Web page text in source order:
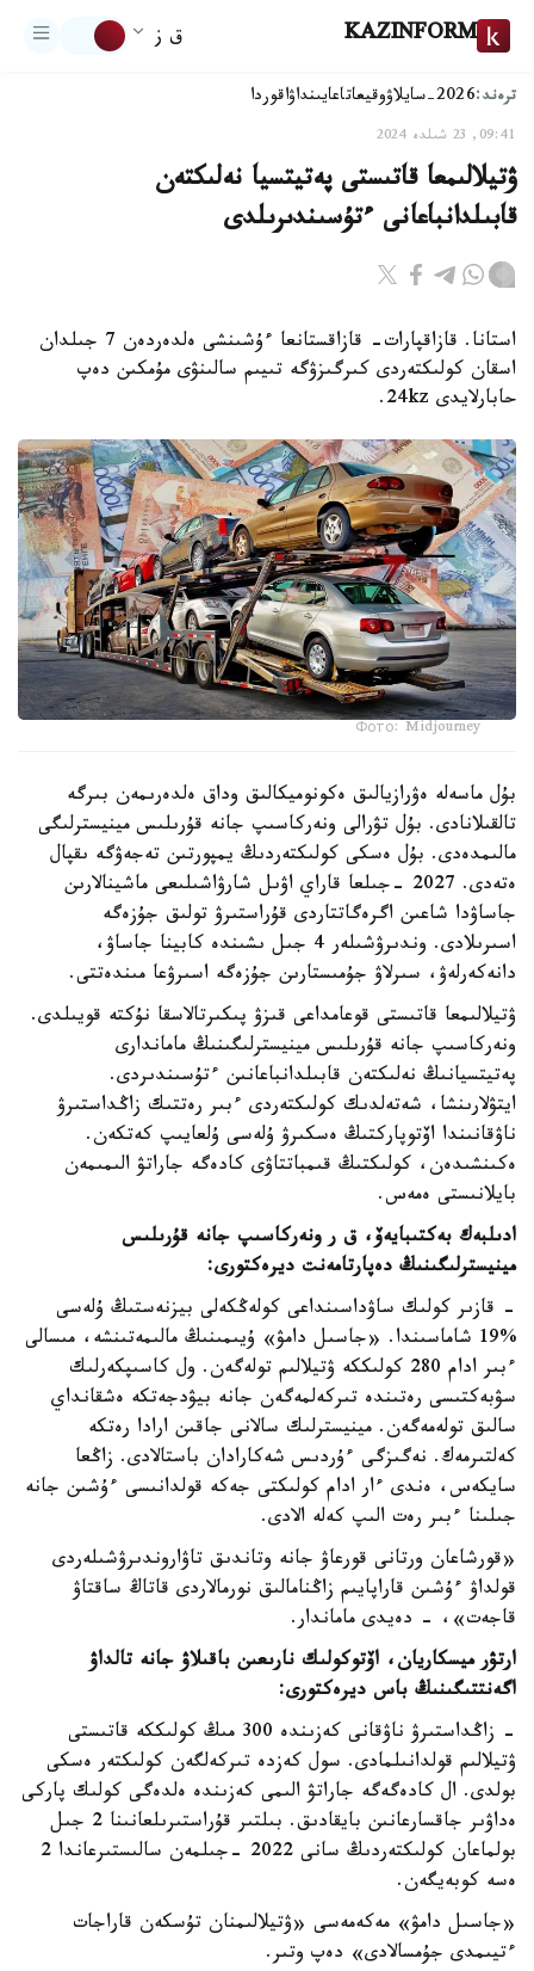
KAZINFORM ق ز
ترەند:2026-سايلاۋ وقيعاتاعايىنداۋاقوردا
09:41, 23 شىلدە 2024
ۋتيلالىمعا قاتىستى پەتيتسيا نەلىكتەن
قابىلدانباعانى ءتۇسىندىرىلدى
استانا. قازاقپارات- قازاقستانعا ءۇشىنشى ەلدەردەن 7 جىلدان
اسقان كولىكتەردى كىرگىزۋگە تىيىم سالىنۋى مۇمكىن دەپ
حابارلايدى 24kz.
Фото: Midjourney
بۇل ماسەلە ەۋرازيالىق ەكونوميكالىق وداق ەلدەرىمەن بىرگە
تالقىلانادى. بۇل تۋرالى ونەركاسىپ جانە قۇرىلىس مينيسترلىگى
مالىمدەدى. بۇل ەسكى كولىكتەردىڭ يمپورتىن تەجەۋگە ىقپال
ەتەدى. 2027 -جىلعا قاراي اۋىل شارۋاشىلىعى ماشينالارىن
جاساۋدا شاعىن اگرەگاتتاردى قۇراستىرۋ تولىق جۇزەگە
اسىرىلادى. وندىرۋشىلەر 4 جىل ىشىندە كابينا جاساۋ،
دانەكەرلەۋ، سىرلاۋ جۇمىستارىن جۇزەگە اسىرۋعا مىندەتتى.
ۋتيلالىمعا قاتىستى قوعامداعى قىزۋ پىكىرتالاسقا نۇكتە قويىلدى.
ونەركاسىپ جانە قۇرىلىس مينيسترلىگىنىڭ ماماندارى
پەتيتسيانىڭ نەلىكتەن قابىلدانباعانىن ءتۇسىندىردى.
ايتۋلارىنشا، شەتەلدىك كولىكتەردى ءبىر رەتتىك زاڭداستىرۋ
ناۋقانىندا اۆتوپاركتىڭ ەسكىرۋ ۇلەسى ۇلعايىپ كەتكەن.
ەكىنشىدەن، كولىكتىڭ قىمباتتاۋى كادەگە جاراتۋ الىمىمەن
بايلانىستى ەمەس.
ادىلبەك بەكتىبايەۆ، ق ر ونەركاسىپ جانە قۇرىلىس
مينيسترلىگىنىڭ دەپارتامەنت ديرەكتورى:
- قازىر كولىك ساۋداسىنداعى كولەڭكەلى بيزنەستىڭ ۇلەسى
%19 شاماسىندا. «جاسىل دامۋ» ۇيىمىنىڭ مالىمەتىنشە، مىسالى
ءبىر ادام 280 كولىككە ۋتيلالىم تولەگەن. ول كاسىپكەرلىك
سۋبەكتىسى رەتىندە تىركەلمەگەن جانە بيۋدجەتكە ەشقانداي
سالىق تولەمەگەن. مينيسترلىك سالانى جاقىن ارادا رەتكە
كەلتىرمەك. نەگىزگى ءۇردىس شەكارادان باستالادى. زاڭعا
سايكەس، ەندى ءار ادام كولىكتى جەكە قولدانىسى ءۇشىن جانە
جىلىنا ءبىر رەت الىپ كەلە الادى.
«قورشاعان ورتانى قورعاۋ جانە وتاندىق تاۋاروندىرۋشىلەردى
قولداۋ ءۇشىن قاراپايىم زاڭنامالىق نورمالاردى قاتاڭ ساقتاۋ
قاجەت»، - دەيدى ماماندار.
ارتۋر ميسكاريان، اۆتوكولىك نارىعىن باقىلاۋ جانە تالداۋ
اگەنتتىگىنىڭ باس ديرەكتورى:
- زاڭداستىرۋ ناۋقانى كەزىندە 300 مىڭ كولىككە قاتىستى
ۋتيلالىم قولدانىلمادى. سول كەزدە تىركەلگەن كولىكتەر ەسكى
بولدى. ال كادەگەگە جاراتۋ الىمى كەزىندە ەلدەگى كولىك پاركى
ەداۋىر جاقسارعانىن بايقادىق. بىلتىر قۇراستىرىلعانىنا 2 جىل
بولماعان كولىكتەردىڭ سانى 2022 -جىلمەن سالىستىرعاندا 2
ەسە كوبەيگەن.
«جاسىل دامۋ» مەكەمەسى «ۋتيلالىمنان تۇسكەن قاراجات
ءتيىمدى جۇمسالادى» دەپ وتىر.